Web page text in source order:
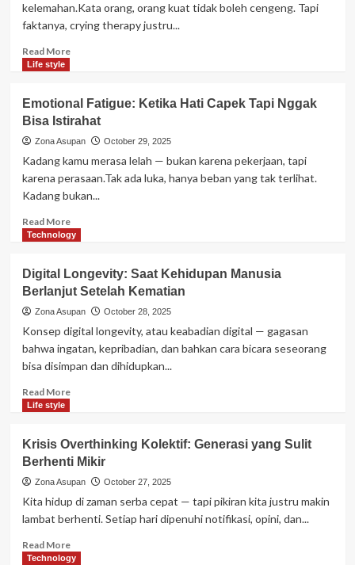
kelemahan.Kata orang, orang kuat tidak boleh cengeng. Tapi
faktanya, crying therapy justru...
Read MoreRead
Therapy:
Air
Mata
Healing
Alami
Life style
Emotional Fatigue: Ketika Hati Capek Tapi Nggak
Bisa Istirahat
Zona Asupan October 29, 2025
Kadang kamu merasa lelah — bukan karena pekerjaan, tapi
karena perasaan.Tak ada luka, hanya beban yang tak terlihat.
Kadang bukan...
Read MoreRead
more
Fatigue:
Ketika
Hati
Capek
Tapi
Nggak
Bisa
Technology
Digital Longevity: Saat Kehidupan Manusia
Berlanjut Setelah Kematian
Zona Asupan October 28, 2025
Konsep digital longevity, atau keabadian digital — gagasan
bahwa ingatan, kepribadian, dan bahkan cara bicara seseorang
bisa disimpan dan dihidupkan...
Read MoreRead
Longevity:
Saat
Kehidupan
Manusia
Setelah
Life style
Krisis Overthinking Kolektif: Generasi yang Sulit
Berhenti Mikir
Zona Asupan October 27, 2025
Kita hidup di zaman serba cepat — tapi pikiran kita justru makin
lambat berhenti. Setiap hari dipenuhi notifikasi, opini, dan...
Read MoreRead
more
Technology